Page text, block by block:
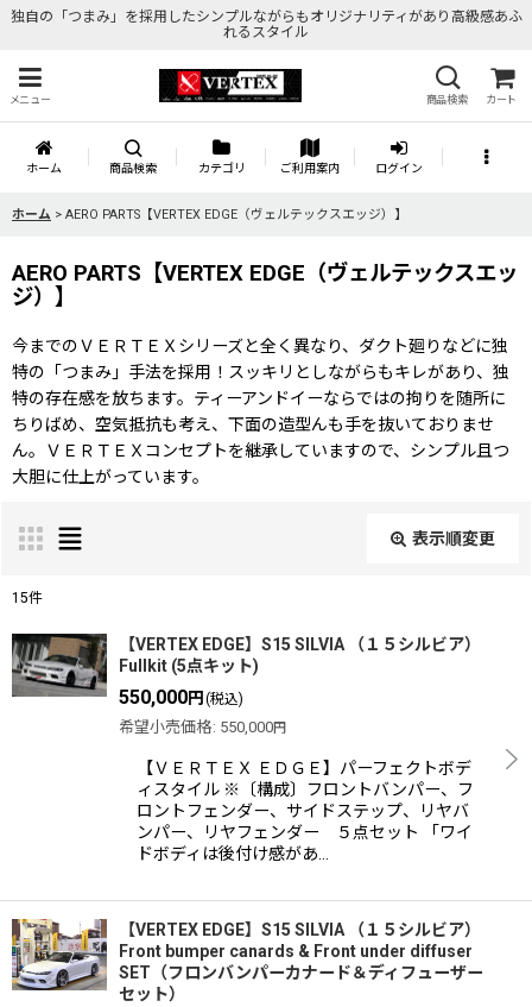
独自の「つまみ」を採用したシンプルながらもオリジナリティがあり高級感あふ
れるスタイル
メニュー 商品検索 カート
ホーム 商品検索 カテゴリ ご利用案内 ログイン
ホーム > AERO PARTS【VERTEX EDGE（ヴェルテックスエッジ）】
AERO PARTS【VERTEX EDGE（ヴェルテックスエッ
ジ）】
今までのＶＥＲＴＥＸシリーズと全く異なり、ダクト廻りなどに独
特の「つまみ」手法を採用！スッキリとしながらもキレがあり、独
特の存在感を放ちます。ティーアンドイーならではの拘りを随所に
ちりばめ、空気抵抗も考え、下面の造型んも手を抜いておりませ
ん。ＶＥＲＴＥＸコンセプトを継承していますので、シンプル且つ
大胆に仕上がっています。
表示順変更
15件
【VERTEX EDGE】S15 SILVIA （１５シルビア）
Fullkit (5点キット)
550,000円 (税込)
希望小売価格: 550,000円
【ＶＥＲＴＥＸ ＥＤＧＥ】パーフェクトボデ
ィスタイル ※〔構成〕フロントバンパー、フ
ロントフェンダー、サイドステップ、リヤバ
ンパー、リヤフェンダー ５点セット 「ワイ
ドボディは後付け感があ…
【VERTEX EDGE】S15 SILVIA （１５シルビア）
Front bumper canards & Front under diffuser
SET（フロンバンパーカナード＆ディフューザー
セット）